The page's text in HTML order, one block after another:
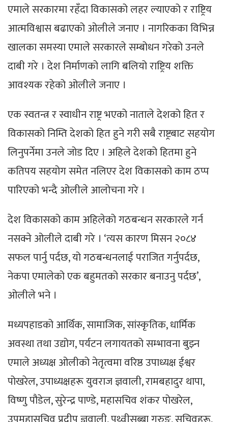
एमाले सरकारमा रहँदा विकासको लहर ल्याएको र राष्ट्रिय
आत्मविश्वास बढाएको ओलीले जनाए । नागरिकका विभिन्न
खालका समस्या एमाले सरकारले सम्बोधन गरेको उनले
दाबी गरे । देश निर्माणको लागि बलियो राष्ट्रिय शक्ति
आवश्यक रहेको ओलीले जनाए ।
एक स्वतन्त्र र स्वाधीन राष्ट्र भएको नाताले देशको हित र
विकासको निम्ति देशको हित हुने गरी सबै राष्ट्रबाट सहयोग
लिनुपर्नेमा उनले जोड दिए । अहिले देशको हितमा हुने
कतिपय सहयोग समेत नलिएर देश विकासको काम ठप्प
पारिएको भन्दै ओलीले आलोचना गरे ।
देश विकासको काम अहिलेको गठबन्धन सरकारले गर्न
नसक्ने ओलीले दाबी गरे । ‘त्यस कारण मिसन २०८४
सफल पार्नु पर्दछ, यो गठबन्धनलाई पराजित गर्नुपर्दछ,
नेकपा एमालेको एक बहुमतको सरकार बनाउनु पर्दछ’,
ओलीले भने ।
मध्यपहाडको आर्थिक, सामाजिक, सांस्कृतिक, धार्मिक
अवस्था तथा उद्योग, पर्यटन लगायतको सम्भावना बुझ्न
एमाले अध्यक्ष ओलीको नेतृत्वमा वरिष्ठ उपाध्यक्ष ईश्वर
पोखरेल, उपाध्यक्षहरू युवराज ज्ञवाली, रामबहादुर थापा,
विष्णु पौडेल, सुरेन्द्र पाण्डे, महासचिव शंकर पोखरेल,